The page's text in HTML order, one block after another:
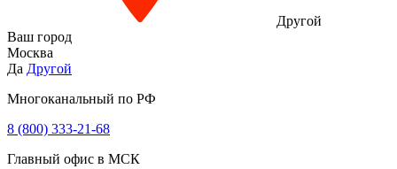
Другой
Ваш город
Москва
Да Другой
Многоканальный по РФ
8 (800) 333‑21-68
Главный офис в МСК